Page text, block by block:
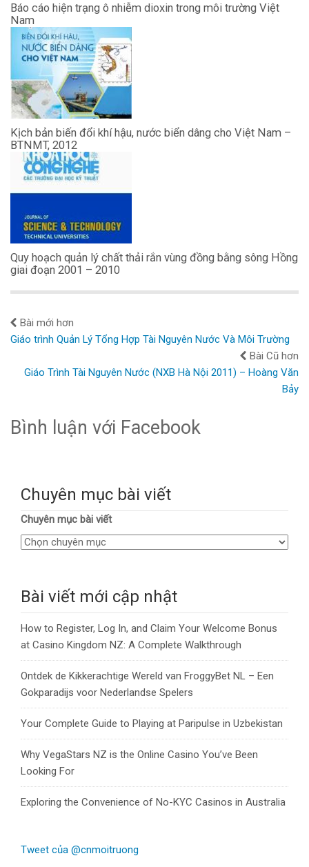
Báo cáo hiện trạng ô nhiễm dioxin trong môi trường Việt
Nam
Kịch bản biến đổi khí hậu, nước biển dâng cho Việt Nam –
BTNMT, 2012
Quy hoạch quản lý chất thải rắn vùng đồng bằng sông Hồng
giai đoạn 2001 – 2010
Bài mới hơn
Giáo trình Quản Lý Tổng Hợp Tài Nguyên Nước Và Môi Trường
Bài Cũ hơn
Giáo Trình Tài Nguyên Nước (NXB Hà Nội 2011) – Hoàng Văn
Bảy
Bình luận với Facebook
Chuyên mục bài viết
Chuyên mục bài viết
Bài viết mới cập nhật
How to Register, Log In, and Claim Your Welcome Bonus
at Casino Kingdom NZ: A Complete Walkthrough
Ontdek de Kikkerachtige Wereld van FroggyBet NL – Een
Gokparadijs voor Nederlandse Spelers
Your Complete Guide to Playing at Paripulse in Uzbekistan
Why VegaStars NZ is the Online Casino You’ve Been
Looking For
Exploring the Convenience of No-KYC Casinos in Australia
Tweet của @cnmoitruong